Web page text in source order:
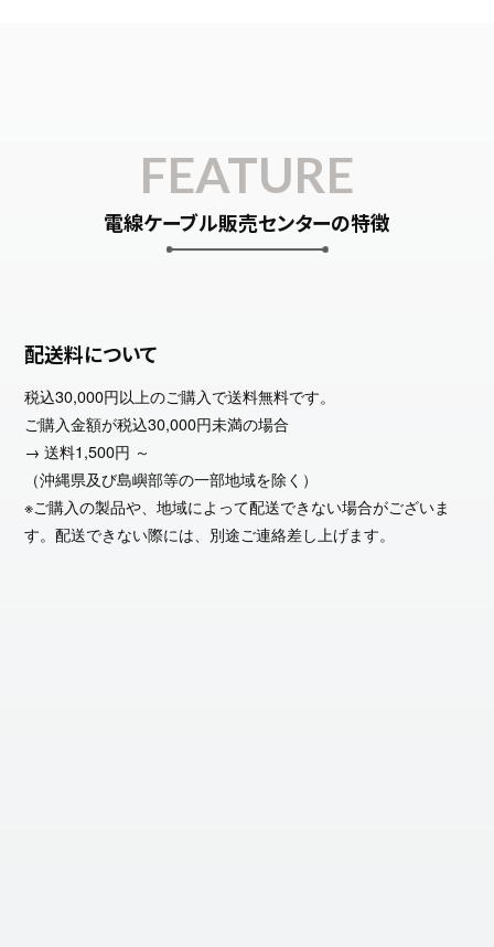
FEATURE
電線ケーブル販売センターの特徴
配送料について
税込30,000円以上のご購入で送料無料です。
ご購入金額が税込30,000円未満の場合
→ 送料1,500円 ～
（沖縄県及び島嶼部等の一部地域を除く）
※ご購入の製品や、地域によって配送できない場合がございま
す。配送できない際には、別途ご連絡差し上げます。